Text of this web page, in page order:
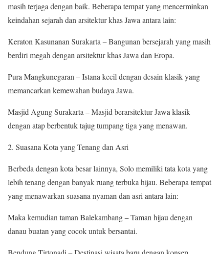
masih terjaga dengan baik. Beberapa tempat yang mencerminkan
keindahan sejarah dan arsitektur khas Jawa antara lain:
Keraton Kasunanan Surakarta – Bangunan bersejarah yang masih
berdiri megah dengan arsitektur khas Jawa dan Eropa.
Pura Mangkunegaran – Istana kecil dengan desain klasik yang
memancarkan kemewahan budaya Jawa.
Masjid Agung Surakarta – Masjid berarsitektur Jawa klasik
dengan atap berbentuk tajug tumpang tiga yang menawan.
Suasana Kota yang Tenang dan Asri
Berbeda dengan kota besar lainnya, Solo memiliki tata kota yang
lebih tenang dengan banyak ruang terbuka hijau. Beberapa tempat
yang menawarkan suasana nyaman dan asri antara lain:
Maka kemudian taman Balekambang – Taman hijau dengan
danau buatan yang cocok untuk bersantai.